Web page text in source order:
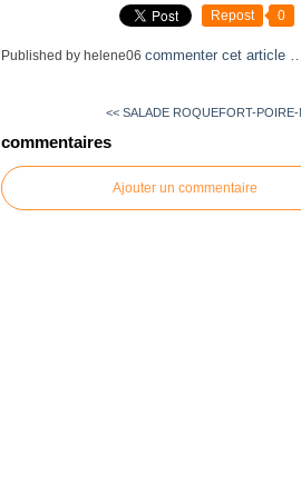
Repost 0
Published by helene06 commenter cet article
<< SALADE ROQUEFORT-POIRE-
commentaires
Ajouter un commentaire